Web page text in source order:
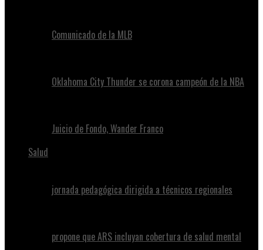
Comunicado de la MLB
Oklahoma City Thunder se corona campeón de la NBA
Juicio de Fondo, Wander Franco
Salud
jornada pedagógica dirigida a técnicos regionales
propone que ARS incluyan cobertura de salud mental